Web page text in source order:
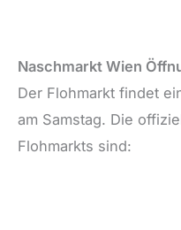
Naschmarkt Wien
Der Flohmarkt findet
am Samstag. Die
Flohmarkts sind: